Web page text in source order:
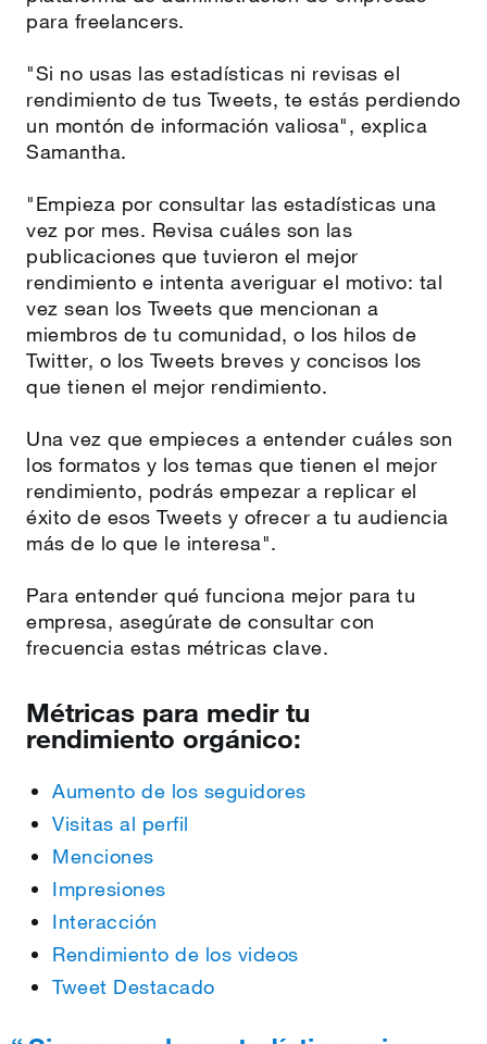
para freelancers.
"Si no usas las estadísticas ni revisas el
rendimiento de tus Tweets, te estás perdiendo
un montón de información valiosa", explica
Samantha.
"Empieza por consultar las estadísticas una
vez por mes. Revisa cuáles son las
publicaciones que tuvieron el mejor
rendimiento e intenta averiguar el motivo: tal
vez sean los Tweets que mencionan a
miembros de tu comunidad, o los hilos de
Twitter, o los Tweets breves y concisos los
que tienen el mejor rendimiento.
Una vez que empieces a entender cuáles son
los formatos y los temas que tienen el mejor
rendimiento, podrás empezar a replicar el
éxito de esos Tweets y ofrecer a tu audiencia
más de lo que le interesa".
Para entender qué funciona mejor para tu
empresa, asegúrate de consultar con
frecuencia estas métricas clave.
Métricas para medir tu
rendimiento orgánico:
Aumento de los seguidores
Visitas al perfil
Menciones
Impresiones
Interacción
Rendimiento de los videos
Tweet Destacado